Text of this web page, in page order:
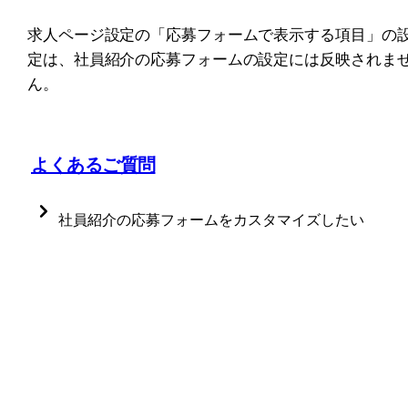
求人ページ設定の「応募フォームで表示する項目」の
定は、社員紹介の応募フォームの設定には反映されま
ん。
よくあるご質問
社員紹介の応募フォームをカスタマイズしたい